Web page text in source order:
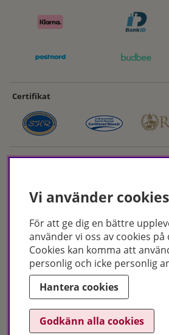
Certifikat
Hudoteket erbjuder ett noga utvalt sortiment
makeup – både online och i butik. Med över 50
utbildade hudterapeuter hjälper vi dig att hitta
behandlingar för just dina behov. Handla
besök oss i Jönköping och Malmö.
Copyright © Hudoteket 2025
Vi använder cookies
För att ge dig en bättre
använder vi oss av cookies på
Cookies kan komma att
personlig och icke personlig
Hantera cookies
Godkänn alla cookies